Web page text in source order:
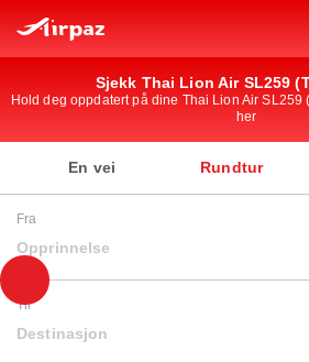
Sjekk Thai Lion Air SL259
Hold deg oppdatert på dine Thai Lion Air
her
En vei Rundtur
Fra
Opprinnelse
Til
Destinasjon